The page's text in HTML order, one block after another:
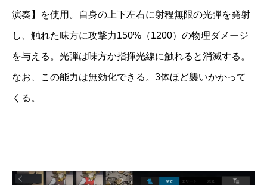
演奏】を使用。自身の上下左右に射程無限の光弾を発射
し、触れた味方に攻撃力150%（1200）の物理ダメージ
を与える。光弾は味方か指揮光線に触れると消滅する。
なお、この能力は無効化できる。3体ほど襲いかかって
くる。